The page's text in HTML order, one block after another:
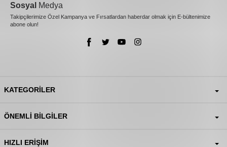
Sosyal Medya
Takipçilerimize Özel Kampanya ve Fırsatlardan haberdar olmak için E-bültenimize
abone olun!
KATEGORILER
ÖNEMLI BILGILER
HIZLI ERIŞIM